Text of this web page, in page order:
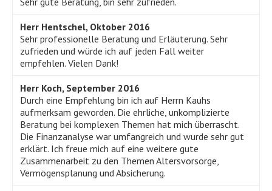
Herr Hentschel, Oktober 2016
Sehr professionelle Beratung und Erläuterung. Sehr
zufrieden und würde ich auf jeden Fall weiter
empfehlen. Vielen Dank!
Herr Koch, September 2016
Durch eine Empfehlung bin ich auf Herrn Kauhs
aufmerksam geworden. Die ehrliche, unkomplizierte
Beratung bei komplexen Themen hat mich überrascht.
Die Finanzanalyse war umfangreich und wurde sehr gut
erklärt. Ich freue mich auf eine weitere gute
Zusammenarbeit zu den Themen Altersvorsorge,
Vermögensplanung und Absicherung.